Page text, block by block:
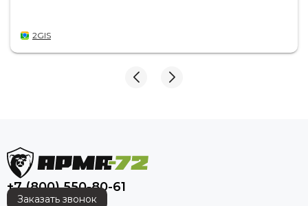
2GIS
+7 (800) 550-80-61
Заказать звонок